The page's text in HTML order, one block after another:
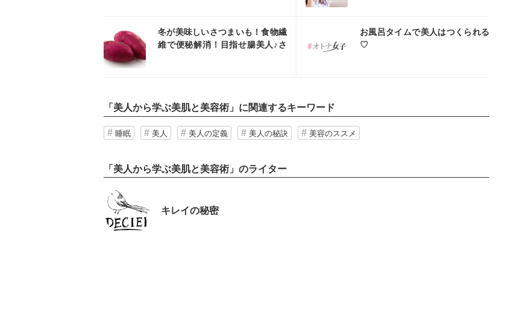
冬が美味しいさつまいも！食物繊
維で便秘解消！目指せ腸美人♪さ
お風呂タイムで美人はつくられる
♡
「 美人から学ぶ美肌と美容術 」に関連するキーワード
睡眠 美人 美人の定義 美人の秘訣 美容のススメ
「美人から学ぶ美肌と美容術」のライター
キレイの秘密